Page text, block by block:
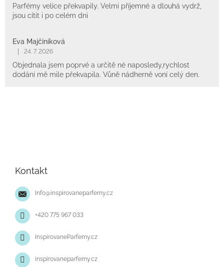
Parfémy velice překvapily. Velmi příjemné a dlouhá vydrž,
jsou cítit i po celém dni
Eva Majčiníková
|
24. 7. 2026
Objednala jsem poprvé a určitě né naposledy,rychlost
dodání mě mile překvapila. Vůně nádherně voní celý den.
Kontakt
Info@inspirovaneparfemy.cz
+420 775 967 033
InspirovaneParfemy.cz
inspirovaneparfemy.cz